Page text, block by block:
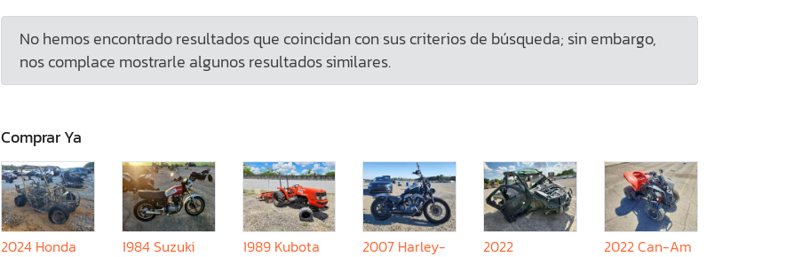
No hemos encontrado resultados que coincidan con sus criterios de búsqueda; sin embargo,
nos complace mostrarle algunos resultados similares.
Comprar Ya
2024 Honda
1984 Suzuki
1989 Kubota
2007 Harley-
2022
2022 Can-Am